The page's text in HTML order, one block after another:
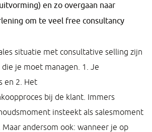
en zo overgaan naar
om te veel free consultancy
situatie met consultative selling zijn
je moet managen. 1. Je
en 2. Het
bij de klant. Immers
insteekt als salesmoment
andersom ook: wanneer je op